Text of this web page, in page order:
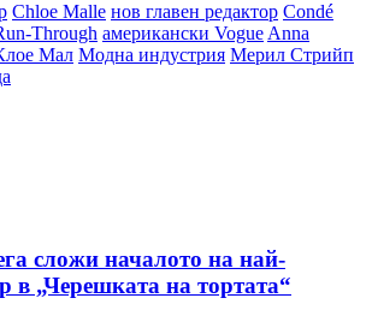
Chloe Malle нов главен редактор Condé
Through американски VogueAnna
Мал Модна индустрия Мерил Стрийп
сложи началото на най-
в „Черешката на тортата“